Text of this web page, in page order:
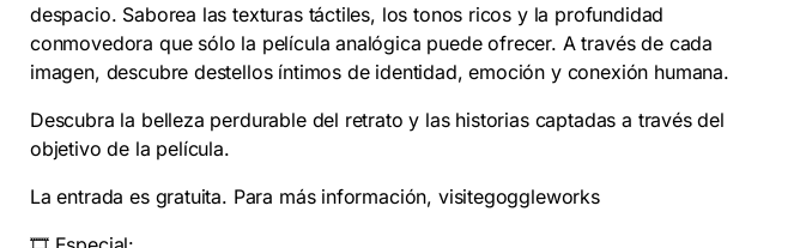
despacio. Saborea las texturas táctiles, los tonos ricos y la profundidad
conmovedora que sólo la película analógica puede ofrecer. A través de cada
imagen, descubre destellos íntimos de identidad, emoción y conexión humana.
Descubra la belleza perdurable del retrato y las historias captadas a través del
objetivo de la película.
La entrada es gratuita. Para más información, visitegoggleworks